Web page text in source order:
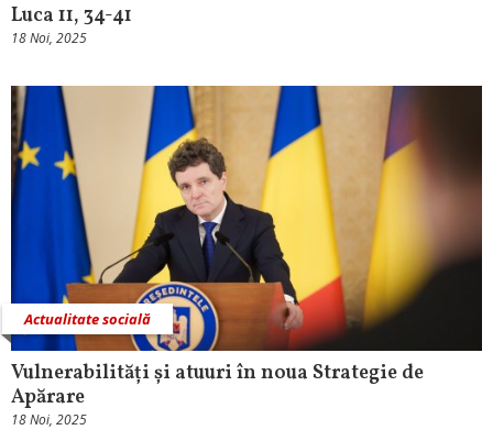
Luca 11, 34-41
18 Noi, 2025
Actualitate socială
Vulnerabilități și atuuri în noua Strategie de
Apărare
18 Noi, 2025